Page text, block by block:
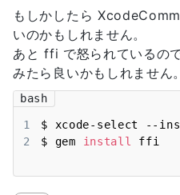
もしかしたら
いのかもしれません。
あと ffi で怒られているの
みたら良いかもしれません。
bash
1
2
$ gem install ffi